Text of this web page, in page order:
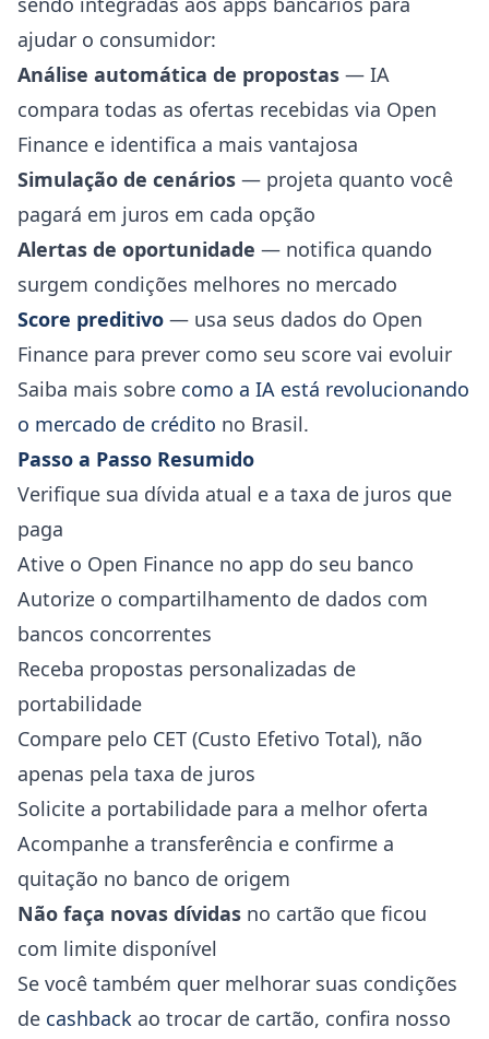
ajudar o consumidor:
Análise automática de propostas — IA
compara todas as ofertas recebidas via Open
Finance e identifica a mais vantajosa
Simulação de cenários — projeta quanto você
pagará em juros em cada opção
Alertas de oportunidade — notifica quando
surgem condições melhores no mercado
Score preditivo — usa seus dados do Open
Finance para prever como seu score vai evoluir
Saiba mais sobre como a IA está revolucionando
o mercado de crédito no Brasil.
Passo a Passo Resumido
Verifique sua dívida atual e a taxa de juros que
paga
Ative o Open Finance no app do seu banco
Autorize o compartilhamento de dados com
bancos concorrentes
Receba propostas personalizadas de
portabilidade
Compare pelo CET (Custo Efetivo Total), não
apenas pela taxa de juros
Solicite a portabilidade para a melhor oferta
Acompanhe a transferência e confirme a
quitação no banco de origem
Não faça novas dívidas no cartão que ficou
com limite disponível
Se você também quer melhorar suas condições
de cashback ao trocar de cartão, confira nosso